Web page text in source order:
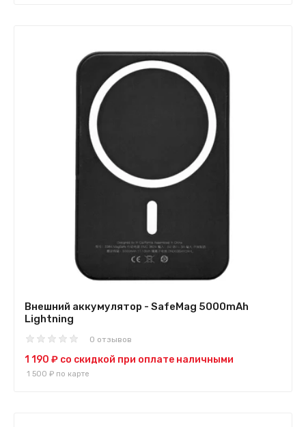
Внешний аккумулятор - SafeMag 5000mAh
Lightning
0 отзывов
1 190 ₽ со скидкой при оплате наличными
1 500 ₽ по карте